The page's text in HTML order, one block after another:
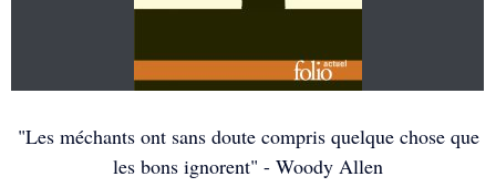
"Les méchants ont sans doute compris quelque chose que
les bons ignorent" - Woody Allen